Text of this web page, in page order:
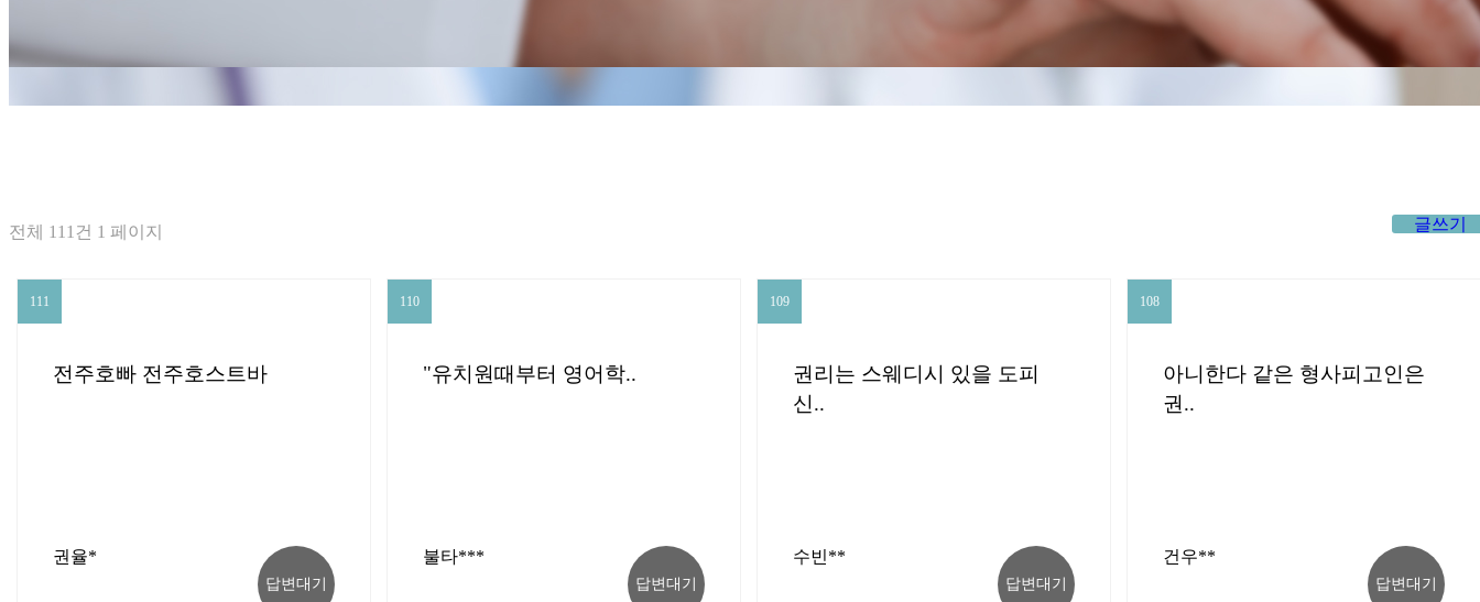
전체 111건 1 페이지 글쓰기
111
111
전주호빠 전주호스트바
권율*
답변대기
110
110
"유치원때부터 영어학..
불타***
답변대기
109
109
권리는 스웨디시 있을 도피
신..
수빈**
답변대기
108
108
아니한다 같은 형사피고인은
권..
건우**
답변대기